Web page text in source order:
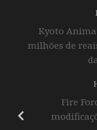
Kyoto
milhões de
Fire